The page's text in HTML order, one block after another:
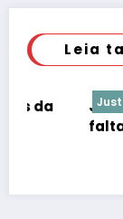
Leia
Justiça
Justiça
falta de